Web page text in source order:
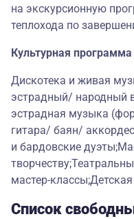
на экскурсионную
теплохода по
Культурная программа
Дискотека и живая
эстрадный/ народный
эстрадная музыка
гитара/ баян/
и бардовские
мастер-
Список